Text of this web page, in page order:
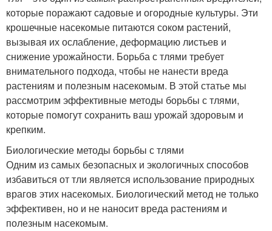
которые поражают садовые и огородные культуры. Эти
крошечные насекомые питаются соком растений,
вызывая их ослабление, деформацию листьев и
снижение урожайности. Борьба с тлями требует
внимательного подхода, чтобы не нанести вреда
растениям и полезным насекомым. В этой статье мы
рассмотрим эффективные методы борьбы с тлями,
которые помогут сохранить ваш урожай здоровым и
крепким.
Биологические методы борьбы с тлями
Одним из самых безопасных и экологичных способов
избавиться от тли является использование природных
врагов этих насекомых. Биологический метод не только
эффективен, но и не наносит вреда растениям и
полезным насекомым.